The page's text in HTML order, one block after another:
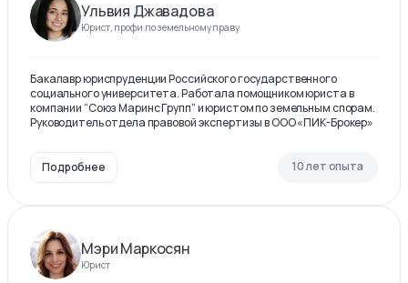
Ульвия Джавадова
Юрист, профи по земельному праву
Бакалавр юриспруденции Российского государственного
социального университета. Работала помощником юриста в
компании “Союз Маринс Групп” и юристом по земельным спорам.
Руководитель отдела правовой экспертизы в ООО «ПИК-Брокер»
Подробнее 10 лет опыта
Мэри Маркосян
Юрист